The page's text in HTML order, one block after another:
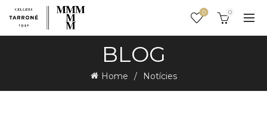
0 0
BLOG
Home Notícies